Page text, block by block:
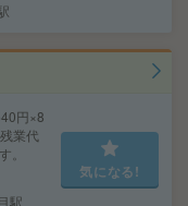
円×8
業代
。
駅
気になる!